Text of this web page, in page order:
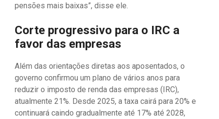
pensões mais baixas”, disse ele.
Corte progressivo para o IRC a
favor das empresas
Além das orientações diretas aos aposentados, o
governo confirmou um plano de vários anos para
reduzir o imposto de renda das empresas (IRC),
atualmente 21%. Desde 2025, a taxa cairá para 20% e
continuará caindo gradualmente até 17% até 2028,